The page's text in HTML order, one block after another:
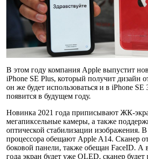
В этом году компания Apple выпустит
iPhone SE Plus, который получит дизайн
он же будет использоваться и в iPhone SE
появится в будущем году.
Новинка 2021 года приписывают ЖК-
мегапиксельные камеры, а также
оптической стабилизации изображения. В
процессора обещают Apple A14. Сканер
боковой панели, также обещан FaceID. А
года экран будет уже OLED, сканер будет